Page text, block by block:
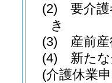
(2)
要介
き
(3)
産前
(4)
新た
(介護休業